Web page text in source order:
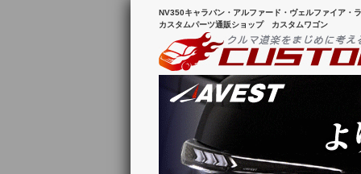
NV350キャラバン・アルファード・ヴェルファイア・
カスタムパーツ通販ショップ カスタムワゴン